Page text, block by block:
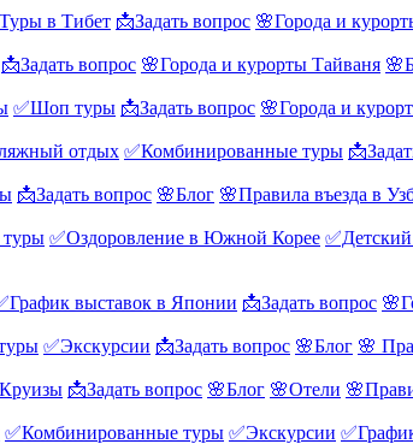
в Тибет 📩Задать вопрос 🌸Города и
📩Задать вопрос 🌸Города и курорты Тайваня
✅Шоп туры 📩Задать вопрос 🌸Города и
отдых ✅Комбинированные туры
📩Задать вопрос 🌸Блог 🌸Правила въезда в
туры ✅Оздоровление в Южной Корее
выставок в Японии 📩Задать вопрос
✅Экскурсии 📩Задать вопрос 🌸Блог 🌸
📩Задать вопрос 🌸Блог 🌸Отели
✅Комбинированные туры ✅Экскурсии